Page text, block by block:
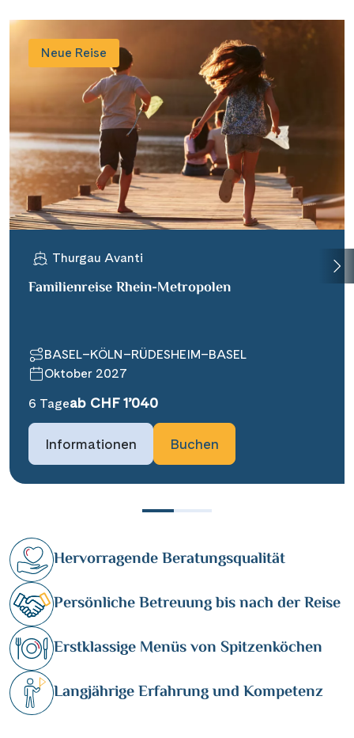
Neue Reise
Thurgau Avanti
Familienreise Rhein-Metropolen
BASEL–KÖLN–RÜDESHEIM–BASEL
Oktober 2027
6 Tageab CHF 1’040
Informationen Buchen
Hervorragende Beratungsqualität
Persönliche Betreuung bis nach der Reise
Erstklassige Menüs von Spitzenköchen
Langjährige Erfahrung und Kompetenz